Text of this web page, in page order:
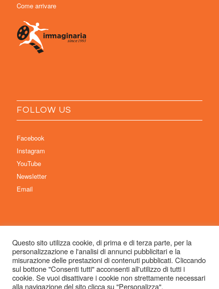
Come arrivare
FOLLOW US
Facebook
Instagram
YouTube
Newsletter
Email
© Copyright 2026 Immaginaria International Film Festival - Un progetto di:
Associazione Culturale Visibilia APS – Sede legale: Studio Commercialista
Dott.ssa Michela Sabattini, via D’Azeglio 71, 40123 Bologna –
Questo sito utilizza cookie, di prima e di terza parte, per la
personalizzazione e l'analisi di annunci pubblicitari e la
misurazione delle prestazioni di contenuti pubblicati. Cliccando
sul bottone "Consenti tutti" acconsenti all'utilizzo di tutti i
cookie. Se vuoi disattivare i cookie non strettamente necessari
alla navigazione del sito clicca su "Personalizza".